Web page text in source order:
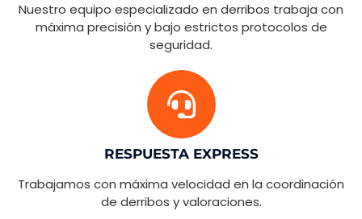
Nuestro equipo especializado en derribos trabaja con
máxima precisión y bajo estrictos protocolos de
seguridad.
RESPUESTA EXPRESS
Trabajamos con máxima velocidad en la coordinación
de derribos y valoraciones.